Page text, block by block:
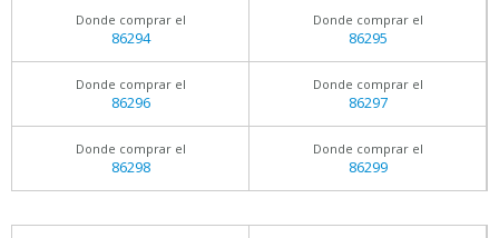
Donde comprar el
86294
Donde comprar el
86295
Donde comprar el
86296
Donde comprar el
86297
Donde comprar el
86298
Donde comprar el
86299